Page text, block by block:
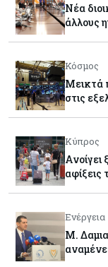
Νέα
άλλους
Κόσμος
Μεικτά
στις
Κύπρος
Ανοίγει
αφίξεις
Ενέργεια
Μ.